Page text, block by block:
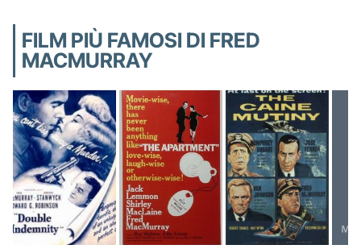
FILM PIÙ FAMOSI DI FRED
MACMURRAY